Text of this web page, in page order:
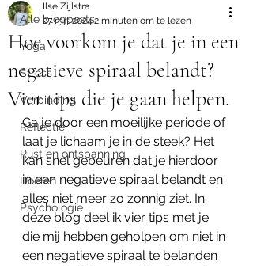
Alle blogposts
Yoga
Stress
Verbinding
Reflectie
Rust en ontspanning
Doelen
Psychologie
Hoe voorkom je dat je in een
negatieve spiraal belandt?
Vier tips die je gaan helpen.
Ilse Zijlstra
27 mrt 20242 minuten om te lezen
Ga je door een moeilijke periode of
laat je lichaam je in de steek? Het
kan snel gebeuren dat je hierdoor
in een negatieve spiraal belandt en
alles niet meer zo zonnig ziet. In
deze blog deel ik vier tips met je
die mij hebben geholpen om niet in
een negatieve spiraal te belanden